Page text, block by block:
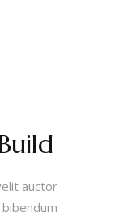
auctor